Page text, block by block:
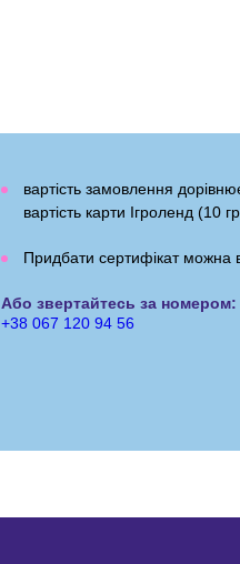
вартість замовлення
вартість карти Ігроленд (10
Придбати сертифікат можна
Або звертайтесь за номером:
+38 067 120 94 56